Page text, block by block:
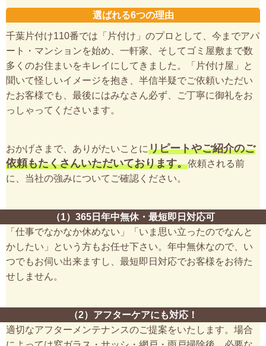
選ばれる6つの理由
千葉片付け110番では「片付け」のプロとして、今までアパ
ート・マンションを始め、一軒家、そしてゴミ屋敷まで数
多くのお住まいをキレイにしてきました。「片付け屋」と
聞いて怪しいイメージを抱き、半信半疑でご依頼いただい
たお客様でも、最後にはみなさん必ず、ご丁寧に御礼をお
っしゃってくださいます。
おかげさまで、ありがたいことにリピートやご紹介のご
依頼もたくさんいただいております。依頼される前
に、当社の強みについてご確認ください。
（1）365日年中無休・最短即日対応可
「仕事でなかなか休めない」「いま思い立ったのでなんと
かしたい」という方もお任せ下さい。年中無休なので、い
つでもお伺い出来ますし、最短即日対応でお客様をお待た
せしません。
（2）アフターケアにも対応！
適切なアフターメンテナンスのご提案をいたします。場合